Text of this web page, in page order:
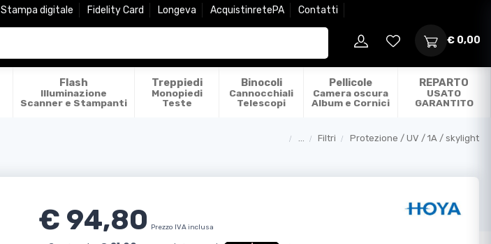
Stampa digitale Fidelity Card Longeva AcquistinretePA Contatti
€ 0,00
Flash
Illuminazione
Scanner e Stampanti
Treppiedi
Monopiedi
Teste
Binocoli
Cannocchiali
Telescopi
Pellicole
Camera oscura
Album e Cornici
REPARTO
USATO
GARANTITO
Filtri Protezione / UV / 1A / skylight
€ 94,80 Prezzo IVA inclusa